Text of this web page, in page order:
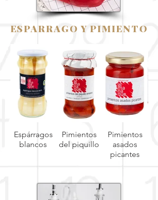
ESPARRAGO Y PIMIENTO
Espárragos
blancos
Pimientos
del piquillo
Pimientos
asados
picantes